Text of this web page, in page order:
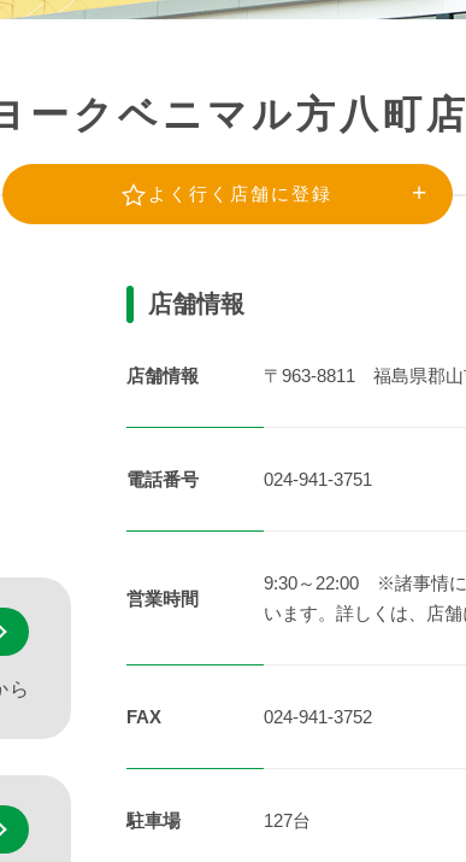
ークベニマル方八町店
よく行く店舗に登録
ら
店舗情報
店舗情報 〒963-8811 福島県郡
電話番号 024-941-3751
営業時間
9:30～22:00 ※諸事情に
います。詳しくは、店舗
FAX 024-941-3752
駐車場 127台